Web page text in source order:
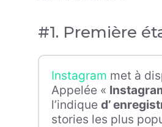
#1. Première
Instagram met à
Appelée «
l’indique d’
stories les plus